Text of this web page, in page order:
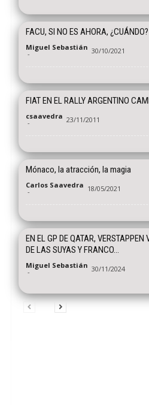
FACU, SI NO ES AHORA, ¿CUÁNDO?
Miguel Sebastián
- 30/10/2021
FIAT EN EL RALLY ARGENTINO
csaavedra
- 23/11/2011
Mónaco, la atracción, la magia
Carlos Saavedra
- 18/05/2021
EN EL GP DE QATAR, VERSTAPPEN
DE LAS SUYAS Y FRANCO...
Miguel Sebastián
- 30/11/2024